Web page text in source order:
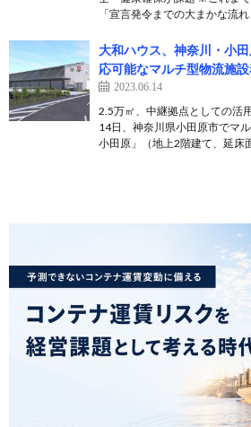
「宣言発令までの大まかな流
大和ハウス、神奈川・小
応可能なマルチ型物流施
2023.06.14
2.5万㎡、中継拠点としての活
14日、神奈川県小田原市でマ
小田原」（地上2階建て、延床